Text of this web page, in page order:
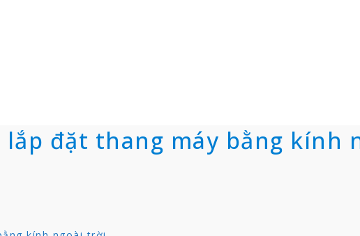
đặt thang máy bằng kính